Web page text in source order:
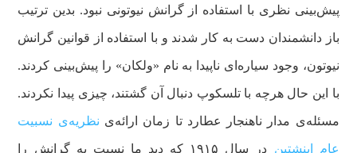
پیش‌بینی نظری با استفاده از گرانش نیوتونی نبود. بدین ترتیب
باز دانشمندان دست به کار شدند و با استفاده از قوانین گرانش
نیوتون، وجود سیاره‌ای ناپیدا به نام «ولکان» را پیش‌بینی کردند.
با این حال هرچه با تلسکوپ دنبال آن گشتند، چیزی پیدا نکردند.
مسئله‌ی مدار ناهنجار عطارد تا زمان ارائه‌ی نظریه‌ی نسبیت
عام اینشتین در سال ۱۹۱۵ که دید ما نسبت به گرانش را